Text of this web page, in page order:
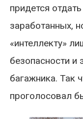
придется
заработанных,
«интеллекту»
безопасности и
багажника. Так
проголосовал